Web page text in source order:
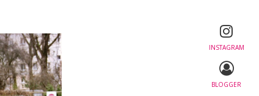
INSTAGRAM
BLOGGER